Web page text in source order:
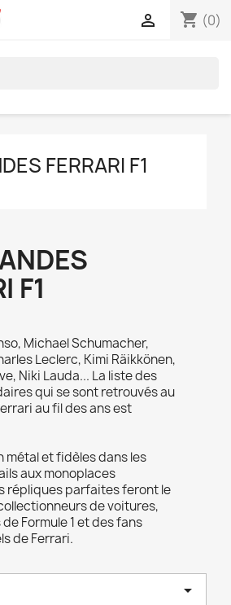
shopping_cart (0)

FERRARI F1
F1
Michael Schumacher,
Leclerc, Kimi Räikkönen,
Niki Lauda... La liste des
qui se sont retrouvés au
au fil des ans est
métal et fidèles dans les
aux monoplaces
répliques parfaites feront le
de voitures,
Formule 1 et des fans
de Ferrari.
